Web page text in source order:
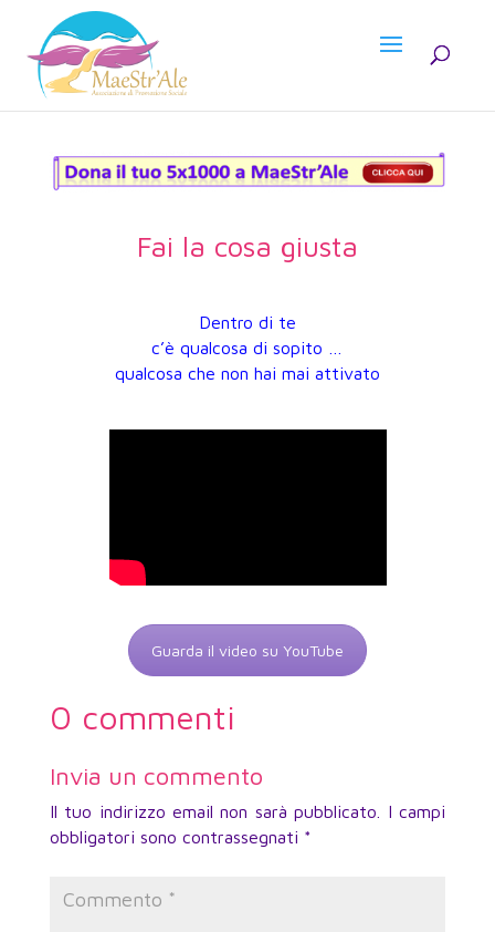
Fai la cosa giusta
Dentro di te
c’è qualcosa di sopito …
qualcosa che non hai mai attivato
Guarda il video su YouTube
0 commenti
Invia un commento
Il tuo indirizzo email non sarà pubblicato.
I campi
obbligatori sono contrassegnati *